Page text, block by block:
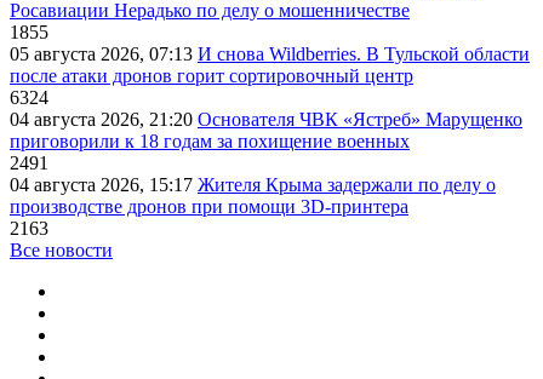
Росавиации Нерадько по делу о мошенничестве
1855
05 августа 2026, 07:13 И снова Wildberries. В Тульской области
после атаки дронов горит сортировочный центр
6324
04 августа 2026, 21:20 Основателя ЧВК «Ястреб» Марущенко
приговорили к 18 годам за похищение военных
2491
04 августа 2026, 15:17 Жителя Крыма задержали по делу о
производстве дронов при помощи 3D‑принтера
2163
Все новости